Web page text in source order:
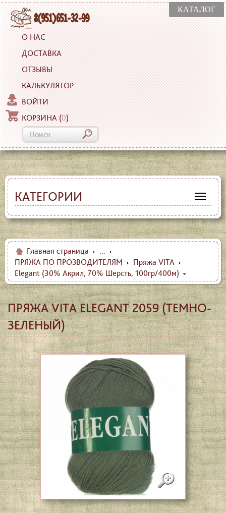
КАТАЛОГ
О НАС
ДОСТАВКА
ОТЗЫВЫ
КАЛЬКУЛЯТОР
ВОЙТИ
КОРЗИНА (0)
КАТЕГОРИИ
Главная страница
...
ПРЯЖА ПО ПРОЗВОДИТЕЛЯМ
Пряжа VITA
Elegant (30% Акрил, 70% Шерсть, 100гр/400м)
ПРЯЖА VITA ELEGANT 2059 (ТЕМНО-
ЗЕЛЕНЫЙ)